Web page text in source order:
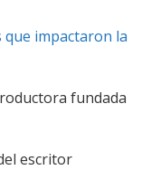
que impactaron la
fundada
escritor